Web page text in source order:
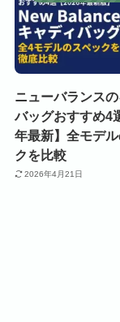
ニューバランス
バッグおすすめ4
年最新】全モデ
クを比較
2026年4月21日